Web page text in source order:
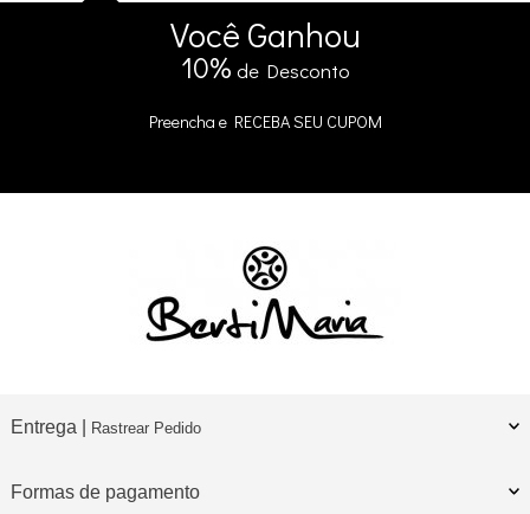
5% DE DESCONTO no Pix e Boleto
Você Ganhou
10% de Desconto
Preencha e RECEBA SEU CUPOM
Entrega | Rastrear Pedido
Formas de pagamento